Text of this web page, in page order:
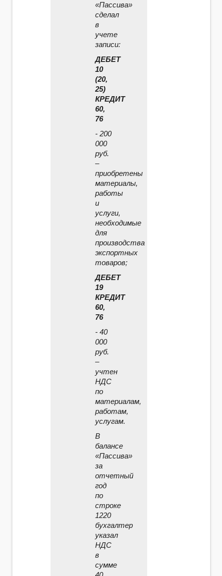
«Пассива»
сделал
в
учете
записи:
ДЕБЕТ
10
(20,
25)
КРЕДИТ
60,
76
- 200
000
руб.
–
приобретены
материалы,
работы
и
услуги,
необходимые
для
производства
экспортных
товаров;
ДЕБЕТ
19
КРЕДИТ
60,
76
- 40
000
руб.
–
учтен
НДС
по
материалам,
работам,
услугам.
В
балансе
«Пассива»
за
отчетный
год
по
строке
1220
бухгалтер
указал
НДС
в
сумме